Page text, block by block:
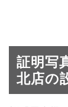
証明写
北店の